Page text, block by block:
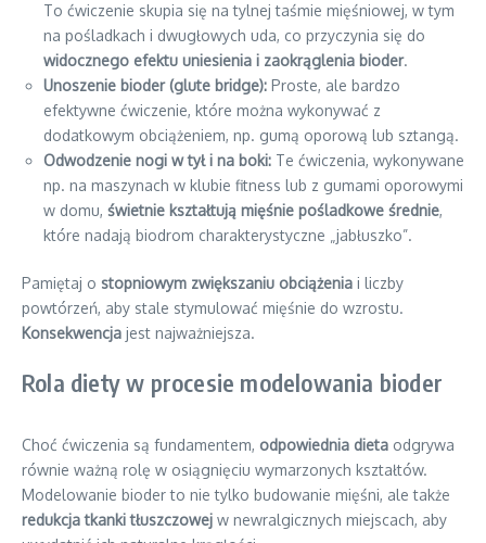
To ćwiczenie skupia się na tylnej taśmie mięśniowej, w tym
na pośladkach i dwugłowych uda, co przyczynia się do
widocznego efektu uniesienia i zaokrąglenia bioder.
Unoszenie bioder (glute bridge): Proste, ale bardzo
efektywne ćwiczenie, które można wykonywać z
dodatkowym obciążeniem, np. gumą oporową lub sztangą.
Odwodzenie nogi w tył i na boki: Te ćwiczenia, wykonywane
np. na maszynach w klubie fitness lub z gumami oporowymi
w domu, świetnie kształtują mięśnie pośladkowe średnie,
które nadają biodrom charakterystyczne „jabłuszko”.
Pamiętaj o stopniowym zwiększaniu obciążenia i liczby
powtórzeń, aby stale stymulować mięśnie do wzrostu.
Konsekwencja jest najważniejsza.
Rola diety w procesie modelowania bioder
Choć ćwiczenia są fundamentem, odpowiednia dieta odgrywa
równie ważną rolę w osiągnięciu wymarzonych kształtów.
Modelowanie bioder to nie tylko budowanie mięśni, ale także
redukcja tkanki tłuszczowej w newralgicznych miejscach, aby